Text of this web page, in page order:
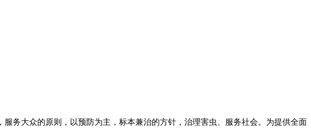
务大众的原则，以预防为主，标本兼治的方针，治理害虫、服务社会。为提供全面